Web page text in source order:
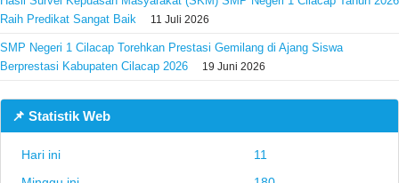
Raih Predikat Sangat Baik
11 Juli 2026
SMP Negeri 1 Cilacap Torehkan Prestasi Gemilang di Ajang Siswa
Berprestasi Kabupaten Cilacap 2026
19 Juni 2026
📌 Statistik Web
Hari ini
11